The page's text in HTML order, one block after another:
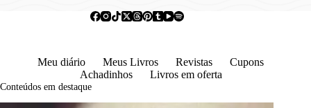
Meu diário Meus Livros Revistas
Cupons
Achadinhos
Livros em oferta
Conteúdos em destaque